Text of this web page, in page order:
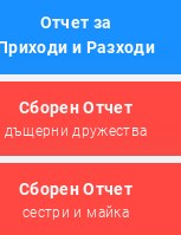
Отчет за
и Разходи
Сборен Отчет
дъщерни дружества
Сборен Отчет
сестри и майка